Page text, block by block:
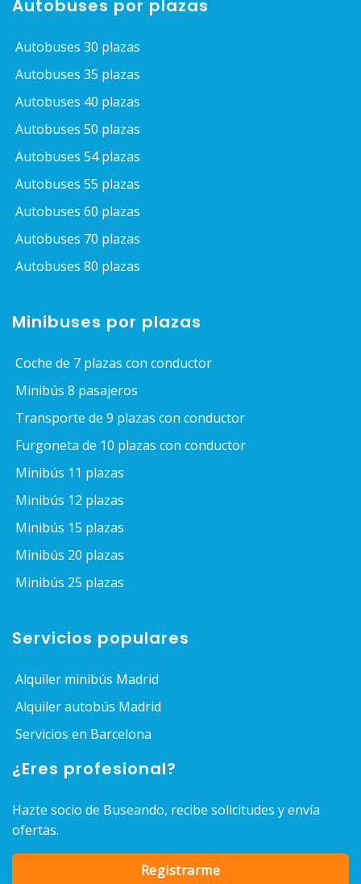
Autobuses por plazas
Autobuses 30 plazas
Autobuses 35 plazas
Autobuses 40 plazas
Autobuses 50 plazas
Autobuses 54 plazas
Autobuses 55 plazas
Autobuses 60 plazas
Autobuses 70 plazas
Autobuses 80 plazas
Minibuses por plazas
Coche de 7 plazas con conductor
Minibús 8 pasajeros
Transporte de 9 plazas con conductor
Furgoneta de 10 plazas con conductor
Minibús 11 plazas
Minibús 12 plazas
Minibús 15 plazas
Minibús 20 plazas
Minibús 25 plazas
Servicios populares
Alquiler minibús Madrid
Alquiler autobús Madrid
Servicios en Barcelona
¿Eres profesional?
Hazte socio de Buseando, recibe solicitudes y envía
ofertas.
Registrarme